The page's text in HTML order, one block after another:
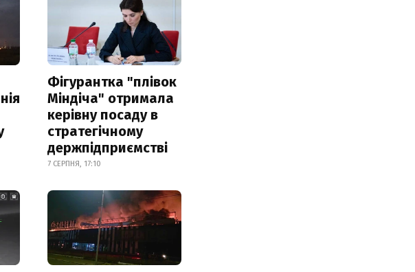
Фігурантка "плівок
Міндіча" отримала
керівну посаду в
стратегічному
держпідприємстві
7 СЕРПНЯ, 17:10